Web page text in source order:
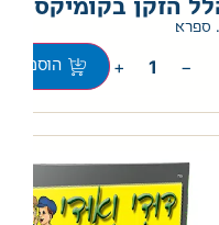
הזקן בקומיקס
ספרא
−
+ הוספה